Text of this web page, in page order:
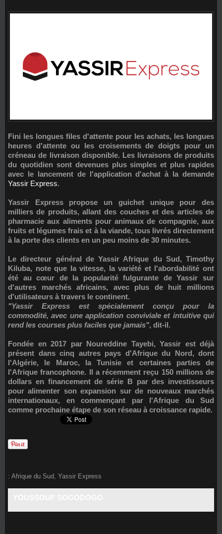
Fini les longues files d'attente pour les achats, les longues
heures d'attente ou les croisements de doigts pour un
créneau de livraison disponible. Les livraisons de produits
du quotidien sont devenues plus simples et plus rapides
avec le lancement de l'application d'achat à la demande
Yassir Express.
Yassir Express propose un guichet unique pour des
milliers de produits, allant des couches et des articles de
pharmacie aux aliments pour animaux de compagnie, aux
fruits et légumes frais et à la viande, tous livrés directement
à la porte des clients en un peu moins de 30 minutes.
Le directeur général de Yassir Afrique du Sud, Timothy
Kiluba, note que la vitesse, la variété et l'abordabilité ont
été au cœur de la popularité fulgurante de Yassir sur
d'autres marchés africains, avec plus de huit millions
d'utilisateurs à travers le continent.
"Yassir Express est spécialement conçu pour la
commodité, avec une application conviviale et intuitive qui
rend les courses plus faciles que jamais", dit-il.
Fondée en 2017 par Noureddine Tayebi, Yassir est déjà
présent dans cinq autres pays d'Afrique du Nord, dont
l'Algérie, le Maroc, la Tunisie et certaines parties de
l'Afrique francophone. Il a récemment reçu 150 millions de
dollars en financement de série B par des investisseurs
pour alimenter son expansion sur de nouveaux marchés
internationaux, en commençant par l'Afrique du Sud
comme prochaine étape de son réseau à croissance rapide.
: Afrique du Sud Yassir Express